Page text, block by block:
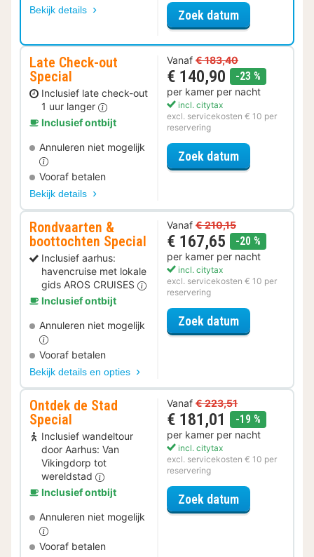
Bekijk details Zoek datumvoor Voordeel
Late Check-out
Special
Inclusief late check-out
1 uur langer
Inclusief ontbijt
Annuleren niet mogelijk
Vooraf betalen
Bekijk details
Vanaf € 183,40
€ 140,90 -23 %
per kamer per nacht
incl. citytax
excl. servicekosten € 10 per
reservering
Zoek datumvoor Late
Rondvaarten &
boottochten Special
Inclusief aarhus:
havencruise met lokale
gids AROS CRUISES
Inclusief ontbijt
Annuleren niet mogelijk
Vooraf betalen
Bekijk details en opties
Vanaf € 210,15
€ 167,65 -20 %
per kamer per nacht
incl. citytax
excl. servicekosten € 10 per
reservering
Zoek datumvoor
Ontdek de Stad
Special
Inclusief wandeltour
door Aarhus: Van
Vikingdorp tot
wereldstad
Inclusief ontbijt
Annuleren niet mogelijk
Vooraf betalen
Vanaf € 223,51
€ 181,01 -19 %
per kamer per nacht
incl. citytax
excl. servicekosten € 10 per
reservering
Zoek datumvoor Ontdek